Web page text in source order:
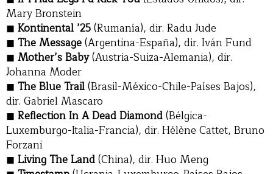
Mary Bronstein
Kontinental ’25(Rumanía), dir. Radu Jude
The Message(Argentina-España), dir. Iván Fund
Mother’s Baby(Austria-Suiza-Alemania), dir.
Johanna Moder
The Blue Trail(Brasil-México-Chile-Países Bajos),
dir. Gabriel Mascaro
Reflection In A Dead Diamond(Bélgica-
Luxemburgo-Italia-Francia), dir. Hélène Cattet, Bruno
Forzani
Living The Land(China), dir. Huo Meng